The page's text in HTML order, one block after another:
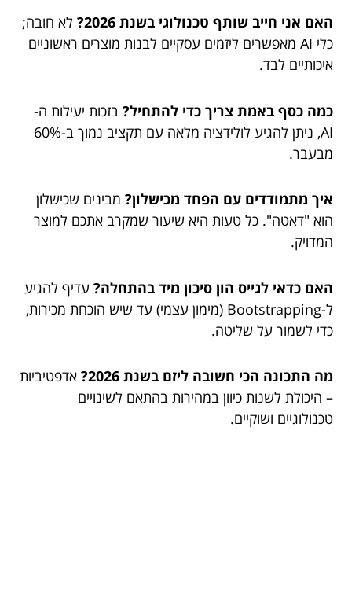
האם אני חייב שותף טכנולוגי בשנת 2026?
לא חובה;
כלי AI מאפשרים ליזמים עסקיים לבנות מוצרים ראשוניים
איכותיים לבד.
כמה כסף באמת צריך כדי להתחיל? בזכות יעילות ה-
AI, ניתן להגיע לולידציה מלאה עם תקציב נמוך ב-60%
מבעבר.
איך מתמודדים עם הפחד מכישלון? מבינים שכישלון
הוא "דאטה". כל טעות היא שיעור שמקרב אתכם למוצר
המדויק.
האם כדאי לגייס הון סיכון מיד בהתחלה? עדיף להגיע
ל-Bootstrapping (מימון עצמי) עד שיש הוכחת מכירות,
כדי לשמור על שליטה.
מה התכונה הכי חשובה ליזם בשנת 2026?
אדפטיביות
– היכולת לשנות כיוון במהירות בהתאם לשינויים
טכנולוגיים ושוקיים.